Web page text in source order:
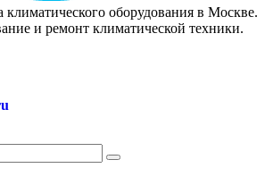
оборудования в Москве.
и ремонт климатической техники.